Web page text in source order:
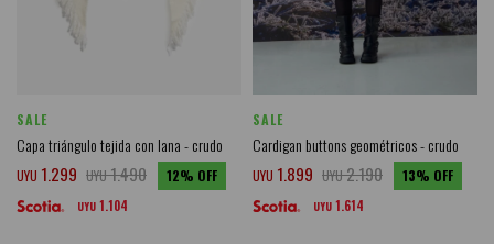
SALE
Capa triángulo tejida con lana - crudo
UYU 1.299 UYU1.490 12
UYU 1.104
SALE
Cardigan buttons geométricos - crudo
UYU 1.899 UYU2.190 13
UYU 1.614